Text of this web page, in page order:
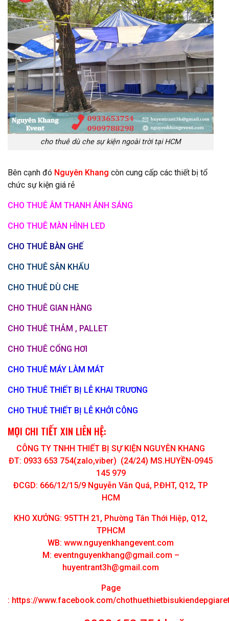
cho thuê dù che sự kiện ngoài trời tại HCM
Bên cạnh đó Nguyên Khang còn cung cấp các thiết bị tổ
chức sự kiện giá rẻ
CHO THUÊ ÂM THANH ÁNH SÁNG
CHO THUÊ MÀN HÌNH LED
CHO THUÊ BÀN GHẾ
CHO THUÊ SÂN KHẤU
CHO THUÊ DÙ CHE
CHO THUÊ GIAN HÀNG
CHO THUÊ THẢM , PALLET
CHO THUÊ CỔNG HƠI
CHO THUÊ MÁY LÀM MÁT
CHO THUÊ THIẾT BỊ LỄ KHAI TRƯƠNG
CHO THUÊ THIẾT BỊ LỄ KHỞI CÔNG
MỌI CHI TIẾT XIN LIÊN HỆ:
CÔNG TY TNHH THIẾT BỊ SỰ KIỆN NGUYÊN KHANG
ĐT: 0933 653 754(zalo,viber) (24/24) MS.HUYỀN-0945
145 979
ĐCGD: 666/12/15/9 Nguyễn Văn Quá, P.ĐHT, Q12, TP
HCM
KHO XƯỞNG: 95TTH 21, Phường Tân Thới Hiệp, Q12,
TPHCM
WB: www.nguyenkhangevent.com
M: eventnguyenkhang@gmail.com –
huyentrant3h@gmail.com
Page
: https://www.facebook.com/